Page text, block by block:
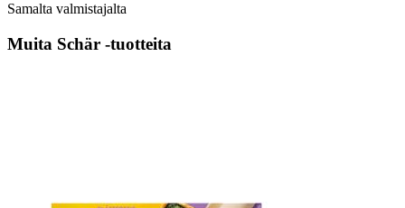
Samalta valmistajalta
Muita Schär -tuotteita